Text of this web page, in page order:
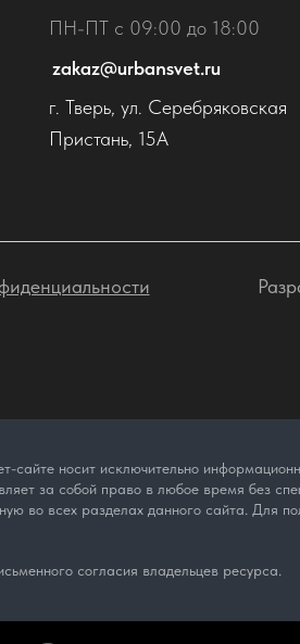
ПН-ПТ с 09:00 до 18:00
г. Тверь, ул. Серебряковская
Пристань, 15А
zakaz@urbansvet.ru
носит исключительно
за собой право в любое время без
во всех разделах данного сайта. Для
согласия владельцев ресурса.